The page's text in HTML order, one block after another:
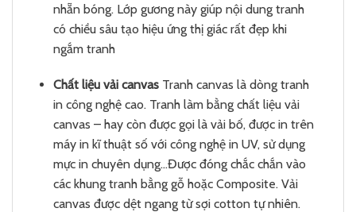
nhẵn bóng. Lớp gương này giúp nội dung tranh
có chiều sâu tạo hiệu ứng thị giác rất đẹp khi
ngắm tranh
Chất liệu vải canvas Tranh canvas là dòng tranh
in công nghệ cao. Tranh làm bằng chất liệu vải
canvas – hay còn được gọi là vải bố, được in trên
máy in kĩ thuật số với công nghệ in UV, sử dụng
mực in chuyên dụng…Được đóng chắc chắn vào
các khung tranh bằng gỗ hoặc Composite. Vải
canvas được dệt ngang từ sợi cotton tự nhiên.